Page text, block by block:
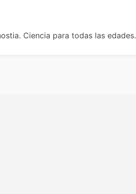
Ciencia para todas las edades.